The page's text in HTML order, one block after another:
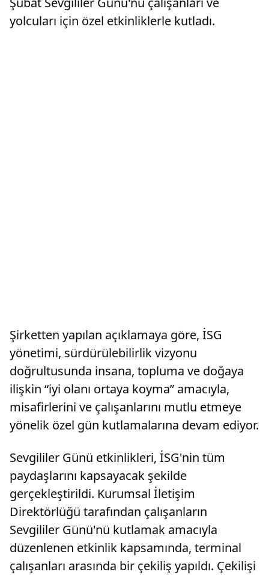
yolcuları için özel etkinliklerle kutladı.
Şirketten yapılan açıklamaya göre, İSG
yönetimi, sürdürülebilirlik vizyonu
doğrultusunda insana, topluma ve doğaya
ilişkin “iyi olanı ortaya koyma” amacıyla,
misafirlerini ve çalışanlarını mutlu etmeye
yönelik özel gün kutlamalarına devam ediyor.
Sevgililer Günü etkinlikleri, İSG'nin tüm
paydaşlarını kapsayacak şekilde
gerçekleştirildi. Kurumsal İletişim
Direktörlüğü tarafından çalışanların
Sevgililer Günü'nü kutlamak amacıyla
düzenlenen etkinlik kapsamında, terminal
çalışanları arasında bir çekiliş yapıldı. Çekilişi